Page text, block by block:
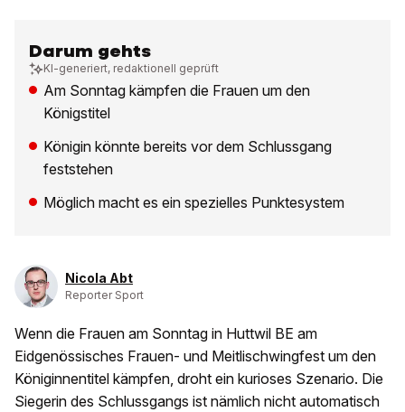
Darum gehts
KI-generiert, redaktionell geprüft
Am Sonntag kämpfen die Frauen um den
Königstitel
Königin könnte bereits vor dem Schlussgang
feststehen
Möglich macht es ein spezielles Punktesystem
Nicola Abt
Reporter Sport
Wenn die Frauen am Sonntag in Huttwil BE am
Eidgenössisches Frauen- und Meitlischwingfest um den
Königinnentitel kämpfen, droht ein kurioses Szenario. Die
Siegerin des Schlussgangs ist nämlich nicht automatisch